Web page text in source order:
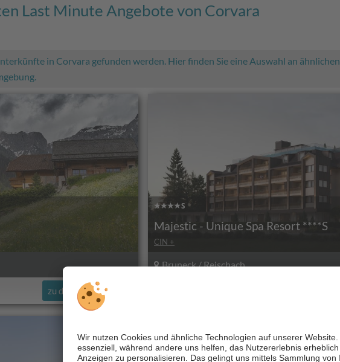
Last Minute Angebote von Corvara
in Corvara gefunden werden. Hier finden Sie eine Auswahl an ähnlichen
zu den Angeboten
Majestic - Unique Spa Resort ****S
CIN +
Bruneck / Reischach